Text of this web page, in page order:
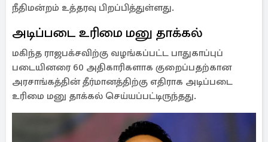
நீதிமன்றம் உத்தரவு பிறப்பித்துள்ளது.
அடிப்படை உரிமை மனு தாக்கல்
மகிந்த ராஜபக்சவிற்கு வழங்கப்பட்ட பாதுகாப்புப்
படையினரை 60 அதிகாரிகளாக குறைப்பதற்கான
அரசாங்கத்தின் தீர்மானத்திற்கு எதிராக அடிப்படை
உரிமை மனு தாக்கல் செய்யப்பட்டிருந்தது.